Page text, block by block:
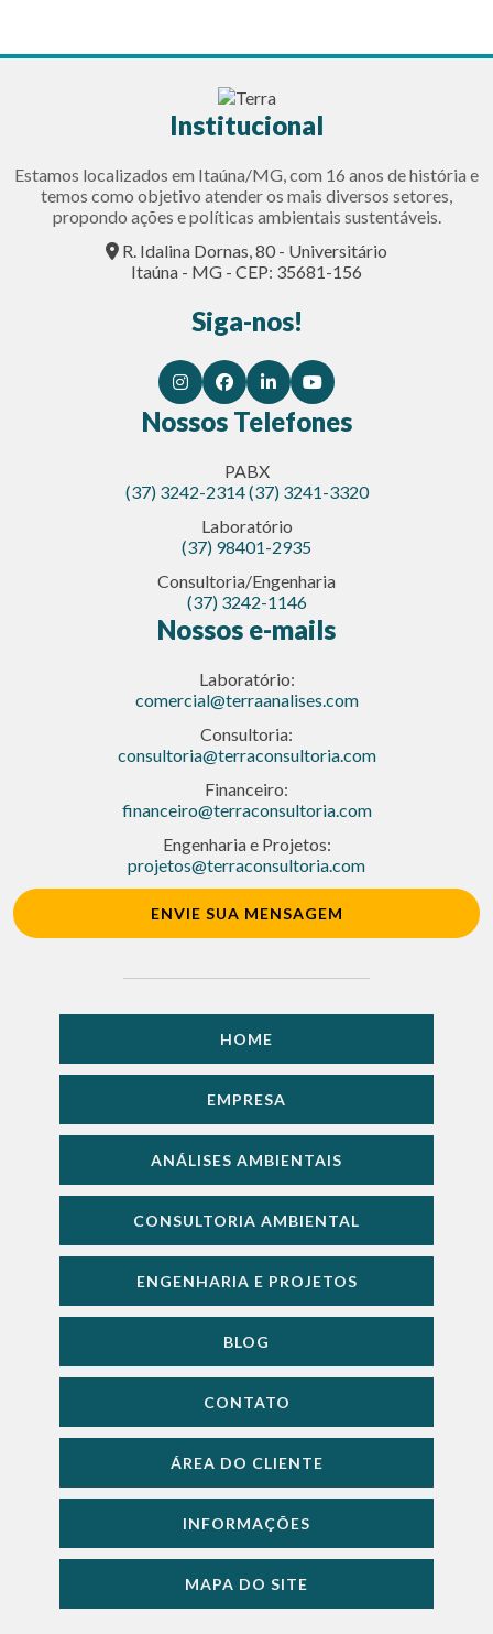
Institucional
Estamos localizados em Itaúna/MG, com 16 anos de história e
temos como objetivo atender os mais diversos setores,
propondo ações e políticas ambientais sustentáveis.
R. Idalina Dornas, 80 - Universitário
Itaúna - MG - CEP: 35681-156
Siga-nos!
Nossos Telefones
PABX
(37) 3242-2314(37) 3241-3320
Laboratório
(37) 98401-2935
Consultoria/Engenharia
(37) 3242-1146
Nossos e-mails
Laboratório:
comercial@terraanalises.com
Consultoria:
consultoria@terraconsultoria.com
Financeiro:
financeiro@terraconsultoria.com
Engenharia e Projetos:
projetos@terraconsultoria.com
ENVIE SUA MENSAGEM
HOME
EMPRESA
ANÁLISES AMBIENTAIS
CONSULTORIA AMBIENTAL
ENGENHARIA E PROJETOS
BLOG
CONTATO
ÁREA DO CLIENTE
INFORMAÇÕES
MAPA DO SITE